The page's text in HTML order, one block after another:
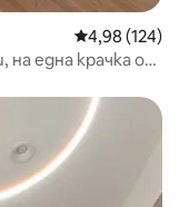
Средна
4,98 (124)
една крачка от